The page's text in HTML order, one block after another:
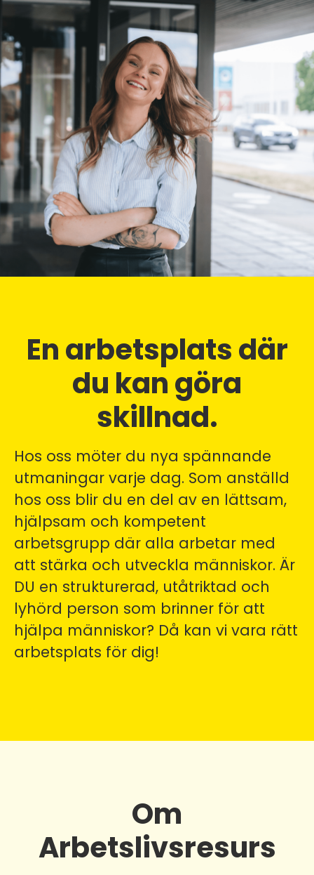
En arbetsplats där
du kan göra
skillnad.
Hos oss möter du nya spännande
utmaningar varje dag. Som anställd
hos oss blir du en del av en lättsam,
hjälpsam och kompetent
arbetsgrupp där alla arbetar med
att stärka och utveckla människor. Är
DU en strukturerad, utåtriktad och
lyhörd person som brinner för att
hjälpa människor? Då kan vi vara rätt
arbetsplats för dig!
Om
Arbetslivsresurs